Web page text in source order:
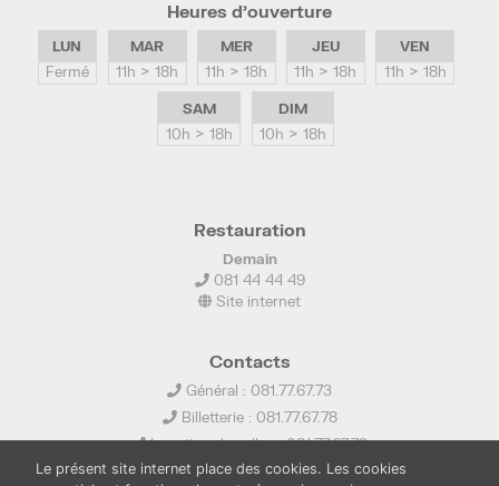
Heures d’ouverture
LUN
Fermé
MAR
11h > 18h
MER
11h > 18h
JEU
11h > 18h
VEN
11h > 18h
SAM
10h > 18h
DIM
10h > 18h
Restauration
Demain
081 44 44 49
Site internet
Contacts
Général : 081.77.67.73
Billetterie : 081.77.67.78
Location de salles : 081.77.67.79
info@ledelta.be
Le présent site internet place des cookies. Les cookies